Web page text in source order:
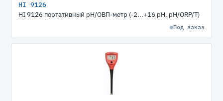
HI 9126
HI 9126 портативный pH/ОВП-метр (-2...+16 pH, pH/ORP/T)
Под заказ